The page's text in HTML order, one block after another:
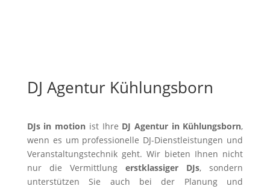
DJ Agentur Kühlungsborn
DJs in motion ist Ihre DJ Agentur in Kühlungsborn,
wenn es um professionelle DJ-Dienstleistungen und
Veranstaltungstechnik geht. Wir bieten Ihnen nicht
nur die Vermittlungerstklassiger DJs, sondern
unterstützen Sie auch bei der Planung und